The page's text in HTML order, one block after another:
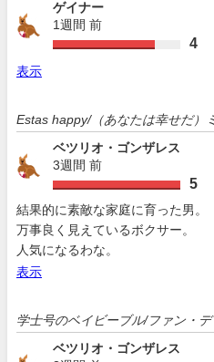
ゲイナー
1週間 前
4
表示
Estas happy/（あなたは幸せだ）
ベツリオ・ゴンザレス
3週間 前
5
結果的に素敵な家庭に育った男。
万事良く見えているボクサー。
人気になるわな。
表示
学士号のベイビーブル/ファン・デ
ベツリオ・ゴンザレス